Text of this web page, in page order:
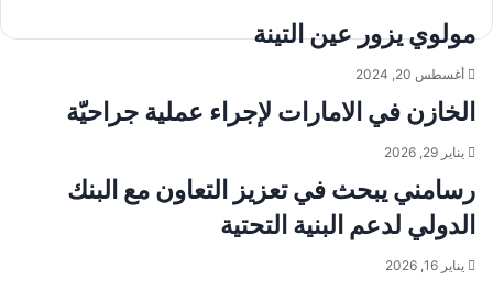
بة
ع
ا
ر
ي
د
مولوي يزور عين التينة
أغسطس 20, 2024
الخازن في الامارات لإجراء عملية جراحيّة
يناير 29, 2026
رسامني يبحث في تعزيز التعاون مع البنك
الدولي لدعم البنية التحتية
يناير 16, 2026